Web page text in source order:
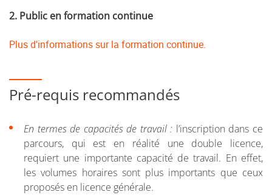
2. Public en formation continue
Plus d'informations sur la formation continue.
Pré-requis recommandés
En termes de capacités de travail : l’inscription dans ce
parcours, qui est en réalité une double licence,
requiert une importante capacité de travail. En effet,
les volumes horaires sont plus importants que ceux
proposés en licence générale.